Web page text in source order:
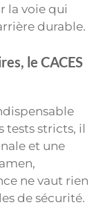
la voie qui
durable.
le CACES
tests stricts, il
et une
ne vaut rien
de sécurité.